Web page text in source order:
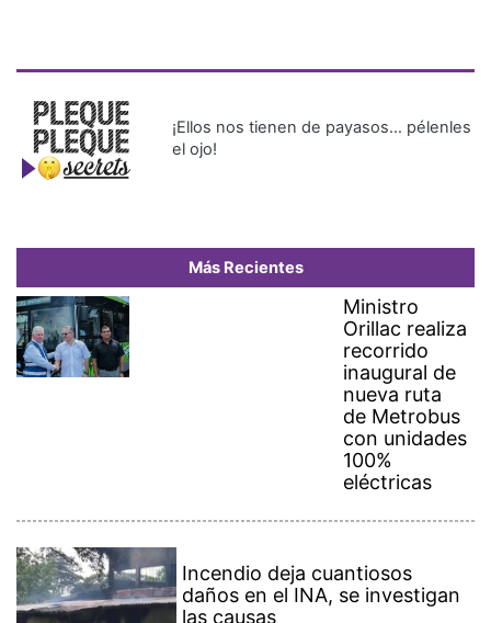
el ojo!
Más Recientes
Ministro
Orillac realiza
recorrido
inaugural de
nueva ruta
de Metrobus
con unidades
100%
eléctricas
daños en el INA, se investigan
las causas